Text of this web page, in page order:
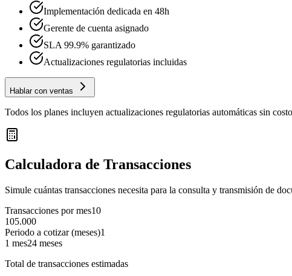
Implementación dedicada en 48h
Gerente de cuenta asignado
SLA 99.9% garantizado
Actualizaciones regulatorias incluidas
Hablar con ventas
Todos los planes incluyen actualizaciones regulatorias automáticas sin
Calculadora de Transacciones
Simule cuántas transacciones necesita para la consulta y transmisión de
Transacciones por mes10
105.000
Periodo a cotizar (meses)1
1 mes24 meses
Total de transacciones estimadas